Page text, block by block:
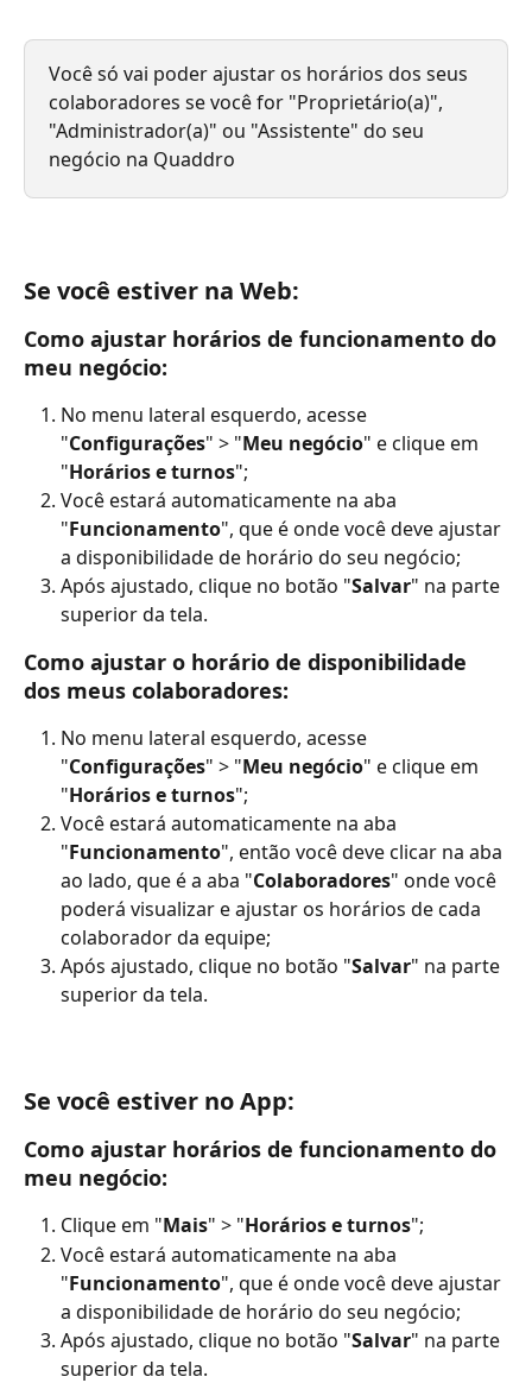
Você só vai poder ajustar os horários dos seus
colaboradores se você for "Proprietário(a)",
"Administrador(a)" ou "Assistente" do seu
negócio na Quaddro
Se você estiver na Web:
Como ajustar horários de funcionamento do
meu negócio:
No menu lateral esquerdo, acesse
"Configurações" > "Meu negócio" e clique em
"Horários e turnos";
Você estará automaticamente na aba
"Funcionamento", que é onde você deve ajustar
a disponibilidade de horário do seu negócio;
Após ajustado, clique no botão "Salvar" na parte
superior da tela.
Como ajustar o horário de disponibilidade
dos meus colaboradores:
No menu lateral esquerdo, acesse
"Configurações" > "Meu negócio" e clique em
"Horários e turnos";
Você estará automaticamente na aba
"Funcionamento", então você deve clicar na aba
ao lado, que é a aba "Colaboradores" onde você
poderá visualizar e ajustar os horários de cada
colaborador da equipe;
Após ajustado, clique no botão "Salvar" na parte
superior da tela.
Se você estiver no App:
Como ajustar horários de funcionamento do
meu negócio:
Clique em "Mais" > "Horários e turnos";
Você estará automaticamente na aba
"Funcionamento", que é onde você deve ajustar
a disponibilidade de horário do seu negócio;
Após ajustado, clique no botão "Salvar" na parte
superior da tela.